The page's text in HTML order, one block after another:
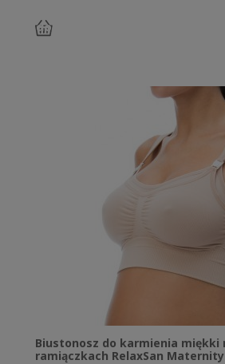
do
koszyka
Biustonosz do karmienia miękki
ramiączkach RelaxSan Maternity